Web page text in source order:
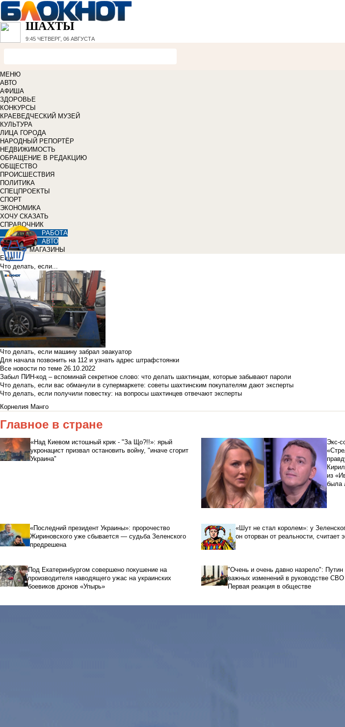
ШАХТЫ
9:45 ЧЕТВЕРГ, 06 АВГУСТА
МЕНЮ
АВТО
АФИША
ЗДОРОВЬЕ
КОНКУРСЫ
КРАЕВЕДЧЕСКИЙ МУЗЕЙ
КУЛЬТУРА
ЛИЦА ГОРОДА
НАРОДНЫЙ РЕПОРТЁР
НЕДВИЖИМОСТЬ
ОБРАЩЕНИЕ В РЕДАКЦИЮ
ОБЩЕСТВО
ПРОИСШЕСТВИЯ
ПОЛИТИКА
СПЕЦПРОЕКТЫ
СПОРТ
ЭКОНОМИКА
ХОЧУ СКАЗАТЬ
СПРАВОЧНИК
РАБОТА
АВТО
МАГАЗИНЫ
Еще
Что делать, если...
Что делать, если машину забрал эвакуатор
Для начала позвонить на 112 и узнать адрес штрафстоянки
Все новости по теме 26.10.2022
Забыл ПИН-код – вспоминай секретное слово: что делать шахтинцам, которые забывают пароли
Что делать, если вас обманули в супермаркете: советы шахтинским покупателям дают эксперты
Что делать, если получили повестку: на вопросы шахтинцев отвечают эксперты
Корнелия Манго
Главное в стране
«Над Киевом истошный крик - "За Що?!!»: ярый
укронацист призвал остановить войну, "иначе сгорит
Украина"
Экс-
из
была
«Последний президент Украины»: пророчество
Жириновского уже сбывается — судьба Зеленского
предрешена
«Шут не стал королем»: у
он оторван от реальности, считает
Под Екатеринбургом совершено покушение на
производителя наводящего ужас на украинских
боевиков дронов «Упырь»
"Очень и очень давно назрело":
важных изменений в руководстве
Первая реакция в обществе